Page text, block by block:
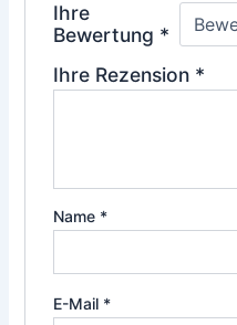
Ihre
Bewertung *
Ihre Rezension *
Name *
E-Mail *